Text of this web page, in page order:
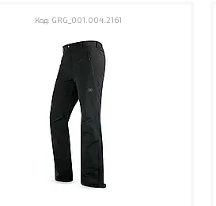
GRG_001.004.2161